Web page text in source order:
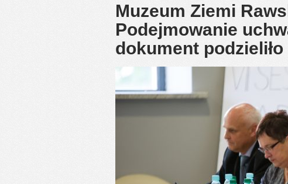
Muzeum Ziemi
Podejmowanie
dokument